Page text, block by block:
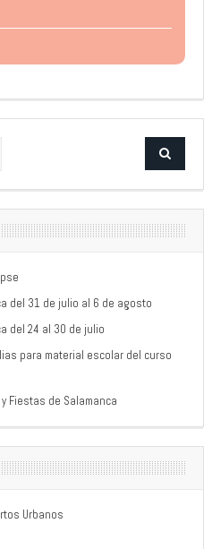
del 31 de julio al 6 de agosto
del 24 al 30 de julio
para material escolar del curso
Fiestas de Salamanca
Urbanos